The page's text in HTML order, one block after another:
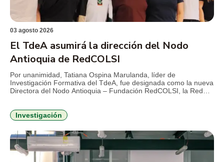
03 agosto 2026
El TdeA asumirá la dirección del Nodo
Antioquia de RedCOLSI
Por unanimidad, Tatiana Ospina Marulanda, líder de
Investigación Formativa del TdeA, fue designada como la nueva
Directora del Nodo Antioquia – Fundación RedCOLSI, la Red
Institución Universitaria asume la máxima coordinación
estratégica en la región. La […]
Investigación